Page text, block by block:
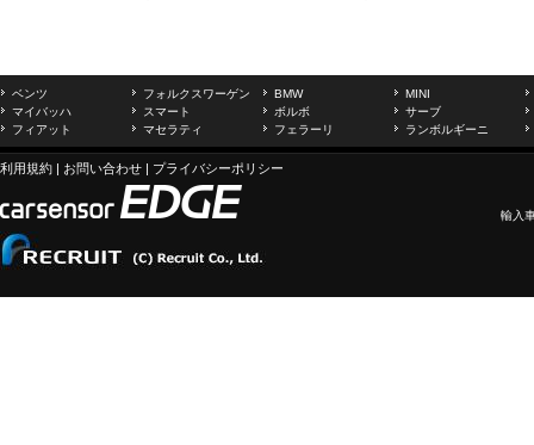
ベンツ フォルクスワーゲン BMW
MINI
マイバッハ
スマート ボルボ
サーブ
フィアット
マセラティ フェラーリ ランボルギーニ
利用規約 | お問い合わせ | プライバシーポリシー
輸入